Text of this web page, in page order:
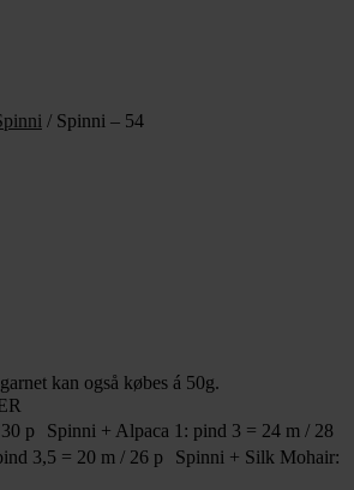
/ Spinni – 54
kan også købes á 50g.
p Spinni + Alpaca 1: pind 3 = 24 m / 28
3,5 = 20 m / 26 p Spinni + Silk Mohair: